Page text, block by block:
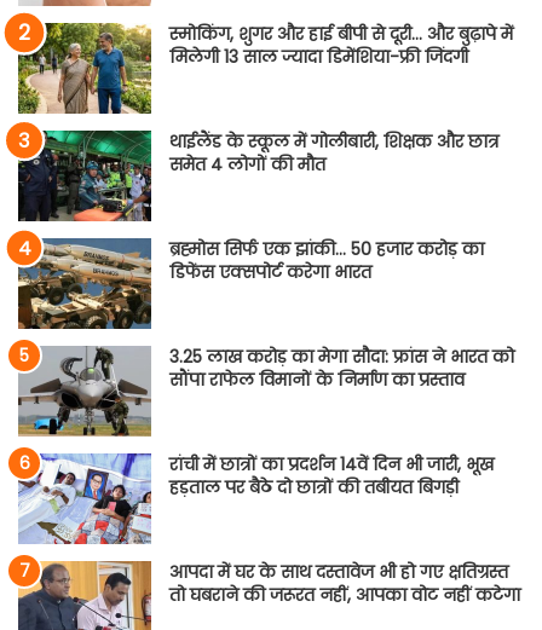
स्मोकिंग, शुगर और हाई बीपी से दूरी… और बुढ़ापे में
मिलेगी 13 साल ज्यादा डिमेंशिया-फ्री जिंदगी
थाईलैंड के स्कूल में गोलीबारी, शिक्षक और छात्र
समेत 4 लोगों की मौत
ब्रह्मोस सिर्फ एक झांकी… 50 हजार करोड़ का
डिफेंस एक्सपोर्ट करेगा भारत
3.25 लाख करोड़ का मेगा सौदा: फ्रांस ने भारत को
सौंपा राफेल विमानों के निर्माण का प्रस्ताव
रांची में छात्रों का प्रदर्शन 14वें दिन भी जारी, भूख
हड़ताल पर बैठे दो छात्रों की तबीयत बिगड़ी
आपदा में घर के साथ दस्तावेज भी हो गए क्षतिग्रस्त
तो घबराने की जरूरत नहीं, आपका वोट नहीं कटेगा